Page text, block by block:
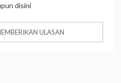
disini
ULASAN